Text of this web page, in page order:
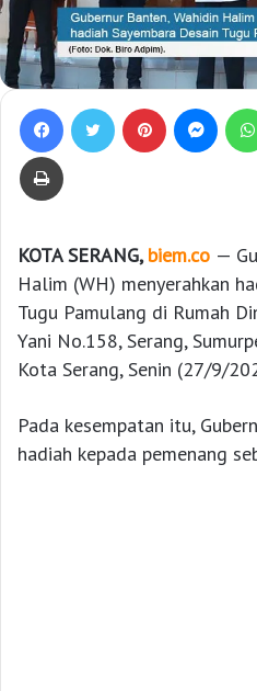
KOTA SERANG, biem.co —
Halim (WH) menyerahkan
Tugu Pamulang di Rumah
Yani No.158, Serang,
Kota Serang, Senin (27/9/
Pada kesempatan itu,
hadiah kepada pemenang